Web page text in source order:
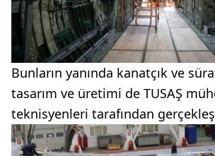
Bunların yanında kanatçık ve
tasarım ve üretimi de TUSAŞ
teknisyenleri tarafından